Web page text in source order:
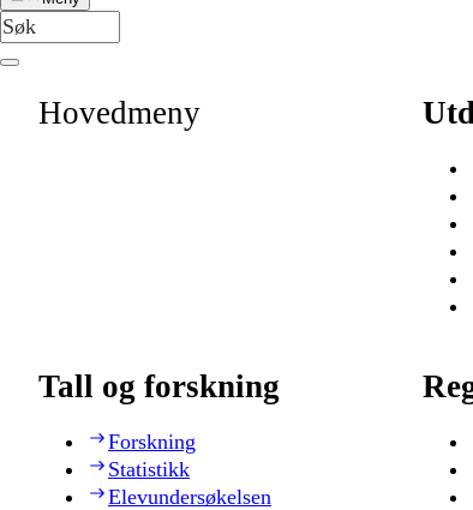
Hovedmeny
Tall og forskning
Forskning
Statistikk
Elevundersøkelsen